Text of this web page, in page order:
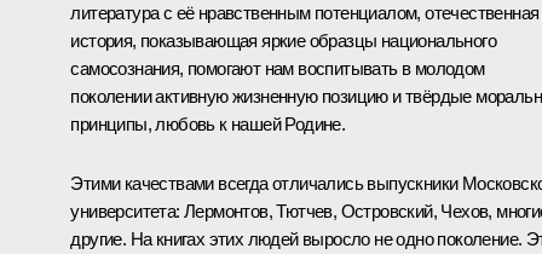
литература с её нравственным потенциалом, отечественная
история, показывающая яркие образцы национального
самосознания, помогают нам воспитывать в молодом
поколении активную жизненную позицию и твёрдые
принципы, любовь к нашей Родине.
Этими качествами всегда отличались выпускники
университета: Лермонтов, Тютчев, Островский, Чехов,
другие. На книгах этих людей выросло не одно поколение.